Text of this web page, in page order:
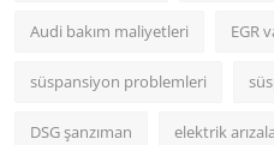
Audi bakım maliyetleri EGR
süspansiyon problemleri
DSG şanzıman elektrik